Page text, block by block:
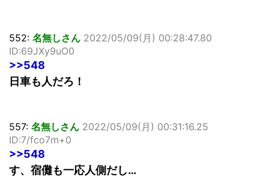
552: 名無しさん 2022/05/09(月) 00:28:47.80
ID:69JXy9uO0
>>548
日車も人だろ！
557: 名無しさん 2022/05/09(月) 00:31:16.25
ID:7/fco7m+0
>>548
す、宿儺も一応人側だし…